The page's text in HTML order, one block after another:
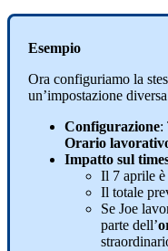
Esempio
Ora configuriamo la
un’impostazione diversa
Configurazione:
Orario
Impatto sul
Il 7 aprile è
Il totale
Se Joe
parte dell’